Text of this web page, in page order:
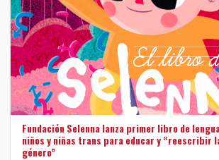
Fundación Selenna lanza primer libro de
niños y niñas trans para educar y “reescribir
género”